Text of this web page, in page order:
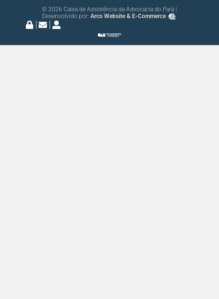
© 2026 Caixa de Assistência da Advocacia do Pará |
Desenvolvido por: Arco Website & E-Commerce